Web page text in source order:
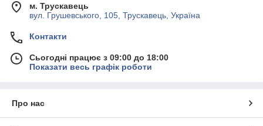
м. Трускавець
вул. Грушевського, 105, Трускавець, Україна
Контакти
Сьогодні працює з 09:00 до 18:00
Показати весь графік роботи
Про нас